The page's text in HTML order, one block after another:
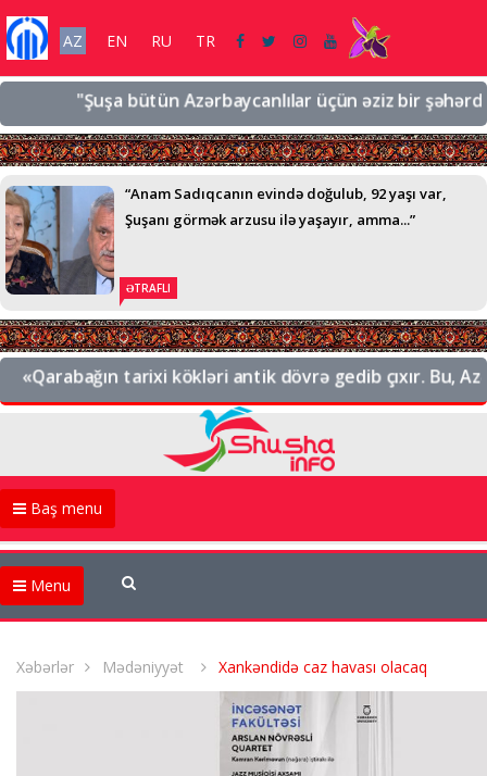
AZ EN RU TR
"Şuşa bütün Azərbaycanlılar üçün əziz bir
“Anam Sadıqcanın evində doğulub, 92 yaşı var,
Şuşanı görmək arzusu ilə yaşayır, amma...”
ƏTRAFLI
«Qarabağın tarixi kökləri antik dövrə gedib çıxır. Bu,
Baş menu
Menu
Xəbərlər Mədəniyyət Xankəndidə caz havası olacaq